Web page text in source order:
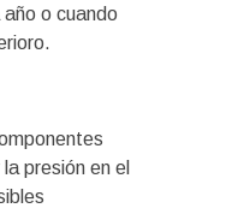
o cuando
presión en el